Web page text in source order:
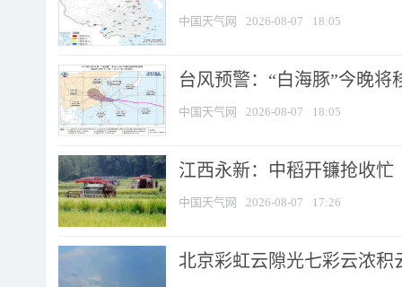
中国天气网 2026-08-07 18:05
台风预警：“白海豚”今晚将
中国天气网 2026-08-07 18:05
江西永新：中稻开镰抢收忙
中国天气网 2026-08-07 17:26
北京彩虹云隙光七彩云浓积